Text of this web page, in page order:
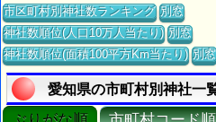
市区町村別神社数ランキング 別窓
神社数順位(人口10万人当たり) 別窓
神社数順位(面積100平方Km当たり) 別窓
愛知県の市町村別神社一